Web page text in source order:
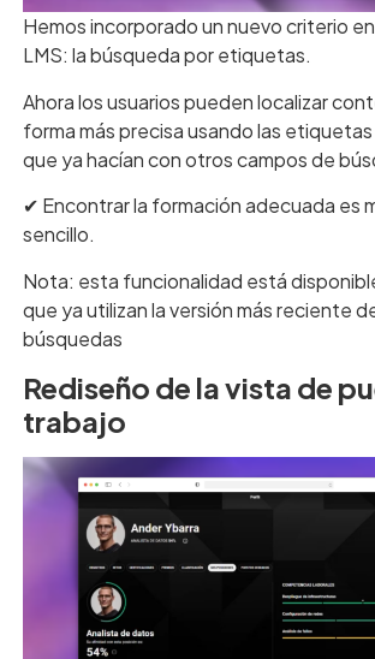
Hemos incorporado un nuevo criterio
LMS: la búsqueda por etiquetas.
Ahora los usuarios pueden localizar
forma más precisa usando las
que ya hacían con otros campos de
✔︎ Encontrar la formación adecuada es
sencillo.
Nota: esta funcionalidad está
que ya utilizan la versión más reciente
búsquedas
Rediseño de la vista de
trabajo